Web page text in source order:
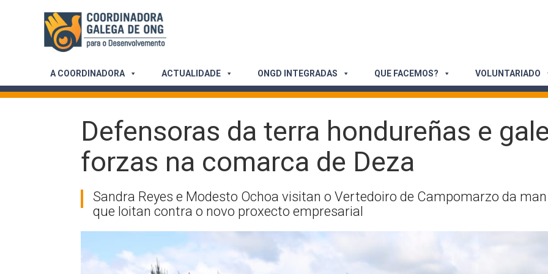
A COORDINADORA ACTUALIDADE ONGD INTEGRADAS QUE FACEMOS? VOLUNTARIADO
Defensoras da terra hondureñas e
forzas na comarca de Deza
Sandra Reyes e Modesto Ochoa visitan o Vertedoiro de Campomarzo da
que loitan contra o novo proxecto empresarial